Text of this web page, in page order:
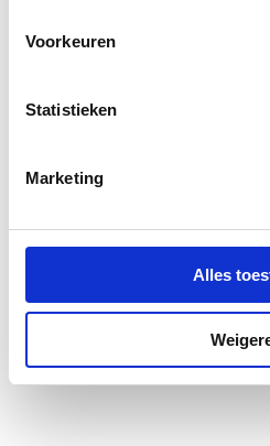
Voorkeuren
Statistieken
Marketing
Alles